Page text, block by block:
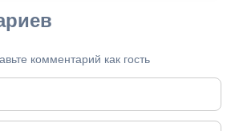
комментарий как гость